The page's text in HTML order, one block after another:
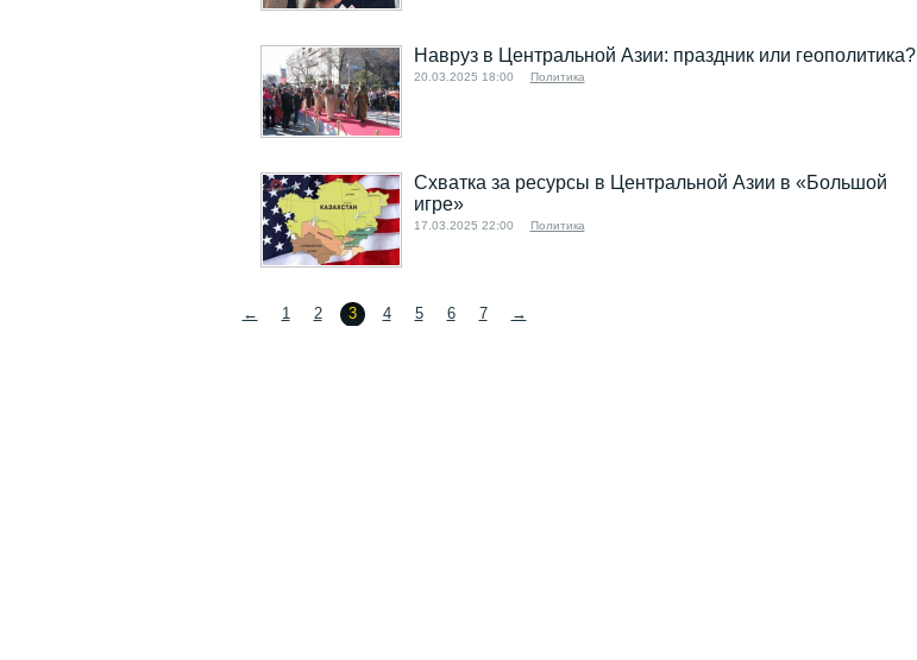
Навруз в Центральной Азии: праздник или геополитика?
20.03.2025 18:00 Политика
Схватка за ресурсы в Центральной Азии в «Большой
игре»
17.03.2025 22:00 Политика
← 1 2 3 4 5 6 7 →